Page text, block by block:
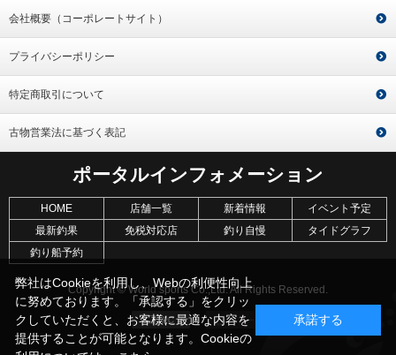
会社概要（コーポレートサイト）
プライバシーポリシー
特定商取引について
古物営業法に基づく表記
ポータルインフォメーション
HOME 店舗一覧 新着情報
イベント予定
最新釣果
免税対応店 釣り自慢
タイドグラフ
釣り船予約
Copyright © World sports Co.,Ltd. All Rights Reserved.
弊社はCookieを利用し、Webの利便性向上
に努めております。「承認する」をクリッ
クしていただくと、お客様に最適な内容を
提供することが可能となります。Cookieの
承諾する